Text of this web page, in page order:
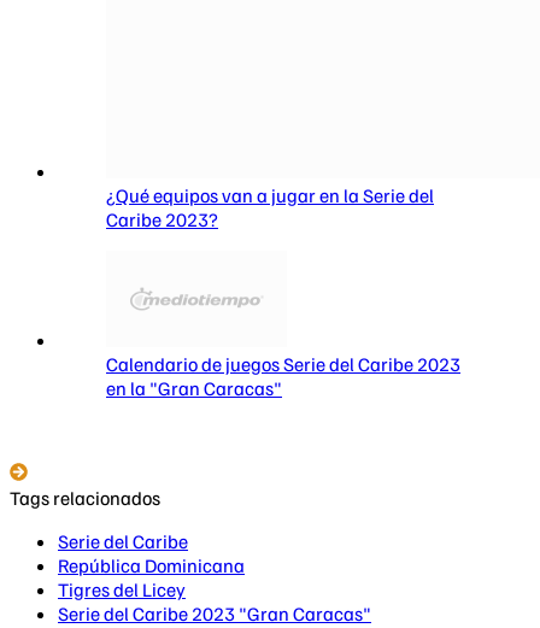
¿Qué equipos van a jugar en la Serie del
Caribe 2023?
Calendario de juegos Serie del Caribe 2023
en la "Gran Caracas"
Tags relacionados
Serie del Caribe
República Dominicana
Tigres del Licey
Serie del Caribe 2023 "Gran Caracas"